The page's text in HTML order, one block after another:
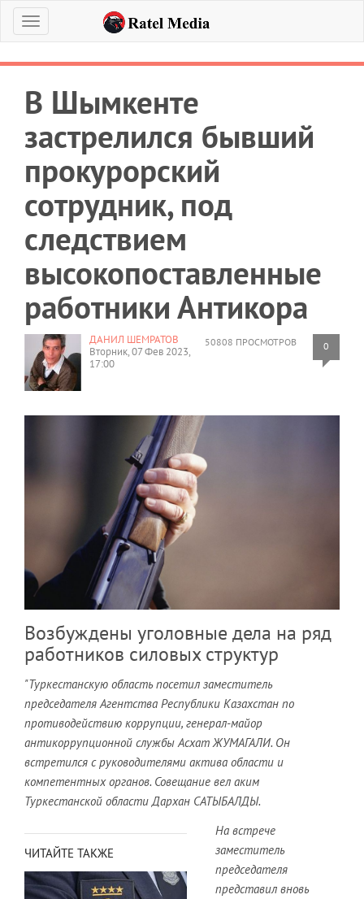
Меню
В Шымкенте
застрелился бывший
прокурорский
сотрудник, под
следствием
высокопоставленные
работники Антикора
50808 ПРОСМОТРОВ 0
ДАНИЛ ШЕМРАТОВ
Вторник, 07 Фев 2023,
17:00
Возбуждены уголовные дела на ряд
работников силовых структур
"Туркестанскую область посетил заместитель
председателя Агентства Республики Казахстан по
противодействию коррупции, генерал-майор
антикоррупционной службы Асхат ЖУМАГАЛИ. Он
встретился с руководителями актива области и
компетентных органов. Совещание вел аким
Туркестанской области Дархан САТЫБАЛДЫ.
ЧИТАЙТЕ ТАКЖЕ
На встрече
заместитель
председателя
представил вновь